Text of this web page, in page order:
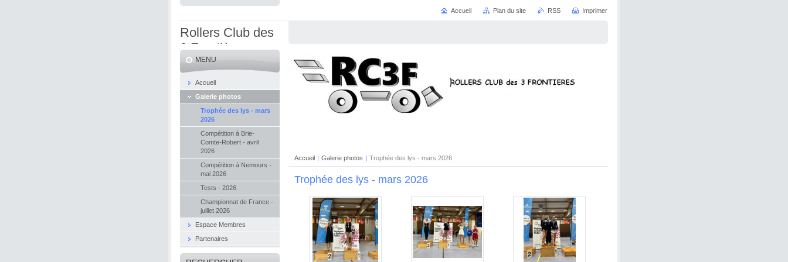
Rollers Club des
3 Frontières
Accueil | Galerie photos | Trophée des lys - mars 2026
Trophée des lys - mars 2026
MENU
Accueil
Galerie photos
Trophée des lys - mars
2026
Compétition à Brie-
Comte-Robert - avril
2026
Compétition à Nemours -
mai 2026
Tests - 2026
Championnat de France -
juillet 2026
Espace Membres
Partenaires
Accueil Plan du site RSS Imprimer